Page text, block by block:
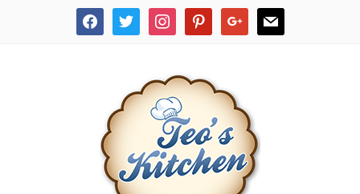
facebooktwitter instagrampinterestgoogle mail